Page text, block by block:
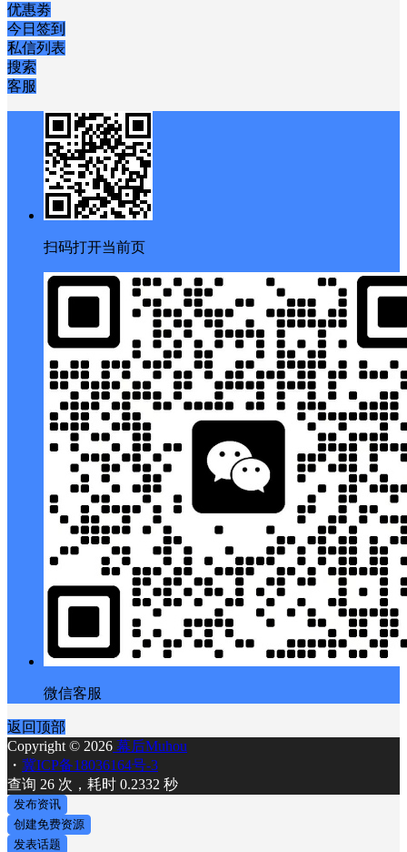
优惠劵
今日签到
私信列表
搜索
客服
扫码打开当前页
微信客服
返回顶部
Copyright © 2026 幕后Muhou
・ 冀ICP备18036164号-3
查询 26 次，耗时 0.2332 秒
发布资讯
创建免费资源
发表话题